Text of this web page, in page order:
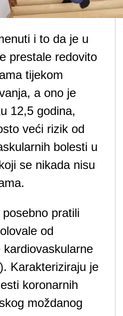
i to da je u
prestale redovito
tijekom
a ono je
12,5 godina,
veći rizik od
bolesti u
se nikada nisu
pratili
od
Karakteriziraju je
koronarnih
moždanog